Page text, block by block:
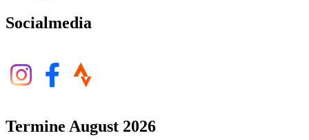
Socialmedia
Termine August 2026